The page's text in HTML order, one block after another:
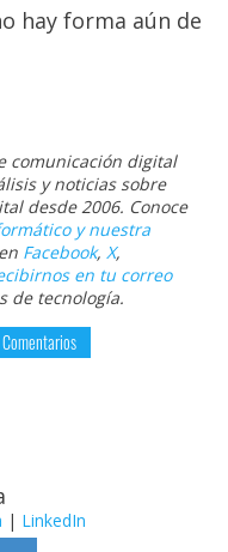
hay forma aún de
comunicación digital
y noticias sobre
desde 2006. Conoce
y nuestra
Facebook, X,
en tu correo
de tecnología.
| LinkedIn